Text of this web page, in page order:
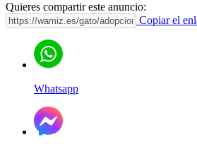
Quieres compartir este anuncio:
Copiar el
Whatsapp